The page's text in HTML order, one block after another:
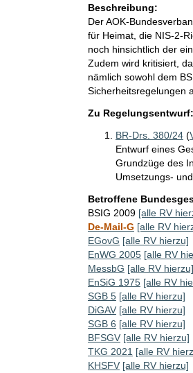
Beschreibung:
Der AOK-
für Heimat, die NIS-2-
noch hinsichtlich der
Zudem wird kritisiert,
nämlich sowohl dem
Sicherheitsregelungen
Zu Regelungsentwurf:
BR-Drs. 380/24(
Entwurf eines
Grundzüge des
Umsetzungs-
Betroffene
BSIG 2009 [alle RV
De-Mail-G [alle RV
EGovG [alle RV hierzu]
EnWG 2005 [alle RV
MessbG [alle RV hierzu]
EnSiG 1975 [alle RV
SGB 5 [alle RV hierzu]
DiGAV [alle RV hierzu]
SGB 6 [alle RV hierzu]
BFSGV [alle RV hierzu]
TKG 2021 [alle RV
KHSFV [alle RV hierzu]